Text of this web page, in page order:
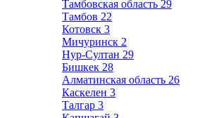
Тамбовская область 29
Тамбов 22
Котовск 3
Мичуринск 2
Нур-Султан 29
Бишкек 28
Алматинская область 26
Каскелен 3
Талгар 3